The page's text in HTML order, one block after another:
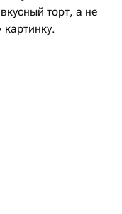
торт, а не